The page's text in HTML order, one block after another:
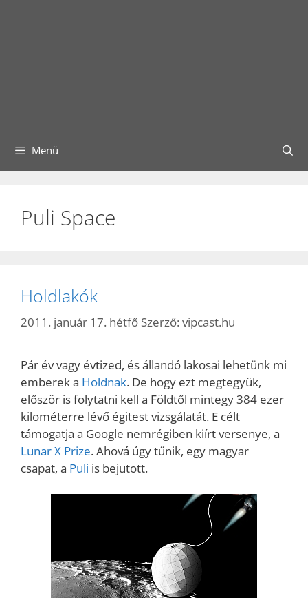
Menü
Puli Space
Holdlakók
2011. január 17. hétfő Szerző: vipcast.hu
Pár év vagy évtized, és állandó lakosai lehetünk mi
emberek a Holdnak. De hogy ezt megtegyük,
először is folytatni kell a Földtől mintegy 384 ezer
kilométerre lévő égitest vizsgálatát. E célt
támogatja a Google nemrégiben kiírt versenye, a
Lunar X Prize. Ahová úgy tűnik, egy magyar
csapat, a Puli is bejutott.